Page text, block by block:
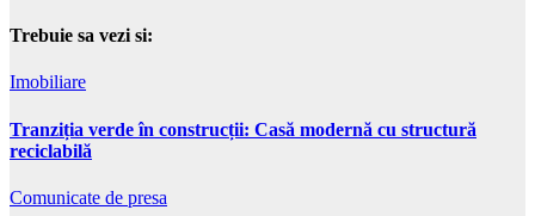
Trebuie sa vezi si:
Imobiliare
Tranziția verde în construcții: Casă modernă cu structură
reciclabilă
Comunicate de presa